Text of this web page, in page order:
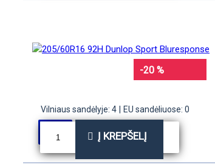
-20 %
Vilniaus sandėlyje: 4 EU sandėliuose: 0
Į KREPŠELĮ